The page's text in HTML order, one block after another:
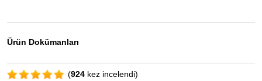
Ürün Dokümanları
(924 kez incelendi)